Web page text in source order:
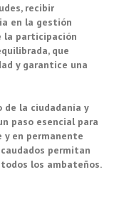
recibir
en la gestión
la participación
que
y garantice una
de la ciudadanía y
paso esencial para
y en permanente
permitan
los ambateños.